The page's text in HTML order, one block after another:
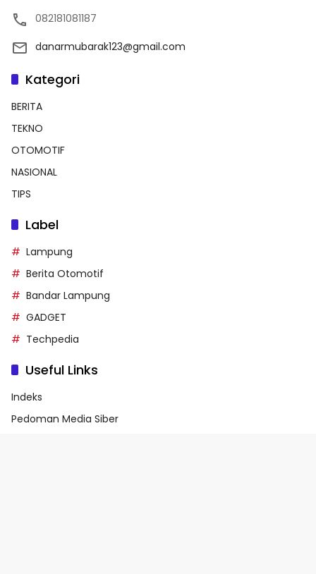
082181081187
danarmubarak123@gmail.com
Kategori
BERITA
TEKNO
OTOMOTIF
NASIONAL
TIPS
Label
Lampung
Berita Otomotif
Bandar Lampung
GADGET
Techpedia
Useful Links
Indeks
Pedoman Media Siber